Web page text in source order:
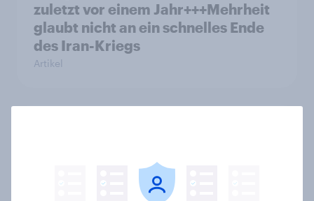
zuletzt vor einem Jahr+++Mehrheit
glaubt nicht an ein schnelles Ende
des Iran-Kriegs
Artikel
gleichgestellt sein sollten, aber
nicht, ob sie schon gleichgestellt